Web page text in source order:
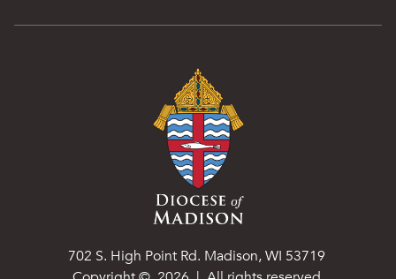
702 S. High Point Rd. Madison, WI 53719